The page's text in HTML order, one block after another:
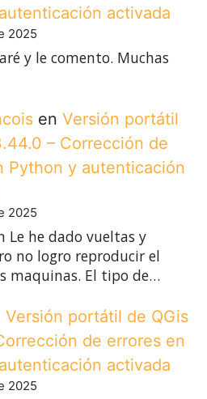
activada
2025
y le comento. Muchas
en Versión portátil
– Corrección de
Python y autenticación
2025
Le he dado vueltas y
no logro reproducir el
maquinas. El tipo de…
Versión portátil de QGis
de errores en
activada
2025